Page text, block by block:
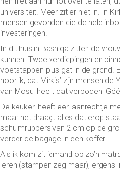
universiteit. Meer zit er niet in. In
mensen gevonden die de hele
investeringen.
In dit huis in Bashiqa zitten de
kunnen. Twee verdiepingen en
voetstappen plus gat in de grond.
hoor ik, dat Mirkis’ zijn mensen
van Mosul heeft dat verboden.
De keuken heeft een aanrechtje
maar het draagt alles dat erop
schuimrubbers van 2 cm op de
verder de bagage in een koffer.
Als ik kom zit iemand op zo’n
leren (stampen zeg maar), ergens